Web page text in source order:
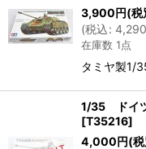
3,900円(税
(税込: 4,290
在庫数 1点
タミヤ製1/
1/35 ドイ
[T35216]
4,000円(